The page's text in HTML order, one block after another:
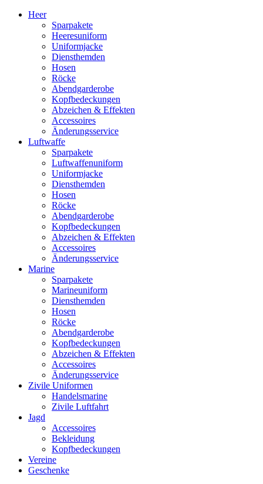
Heer
Sparpakete
Heeresuniform
Uniformjacke
Diensthemden
Hosen
Röcke
Abendgarderobe
Kopfbedeckungen
Abzeichen & Effekten
Accessoires
Änderungsservice
Luftwaffe
Sparpakete
Luftwaffenuniform
Uniformjacke
Diensthemden
Hosen
Röcke
Abendgarderobe
Kopfbedeckungen
Abzeichen & Effekten
Accessoires
Änderungsservice
Marine
Sparpakete
Marineuniform
Diensthemden
Hosen
Röcke
Abendgarderobe
Kopfbedeckungen
Abzeichen & Effekten
Accessoires
Änderungsservice
Zivile Uniformen
Handelsmarine
Zivile Luftfahrt
Jagd
Accessoires
Bekleidung
Kopfbedeckungen
Vereine
Geschenke